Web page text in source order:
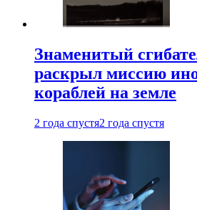
Знаменитый
раскрыл миссию
кораблей на земле
2 года спустя2 года спустя